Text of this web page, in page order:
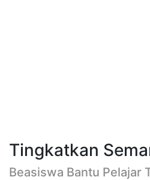
Tingkatkan
Beasiswa Bantu Pelajar